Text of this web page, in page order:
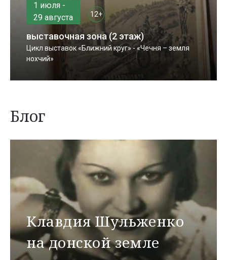
1 июля -
29 августа
12+
выставочная зона (2 этаж)
Цикл выставок «Ближний круг» - «Чечня – земля
нохчий»
Блог
Клавдия Шульженко
на донской земле